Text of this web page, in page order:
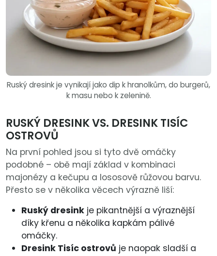
Ruský dresink je vynikají jako dip k hranolkům, do burgerů,
k masu nebo k zelenině.
RUSKÝ DRESINK VS. DRESINK TISÍC
OSTROVŮ
Na první pohled jsou si tyto dvě omáčky
podobné – obě mají základ v kombinaci
majonézy a kečupu a lososově růžovou barvu.
Přesto se v několika věcech výrazně liší:
Ruský dresink je pikantnější a výraznější
díky křenu a několika kapkám pálivé
omáčky.
Dresink Tisíc ostrovů je naopak sladší a